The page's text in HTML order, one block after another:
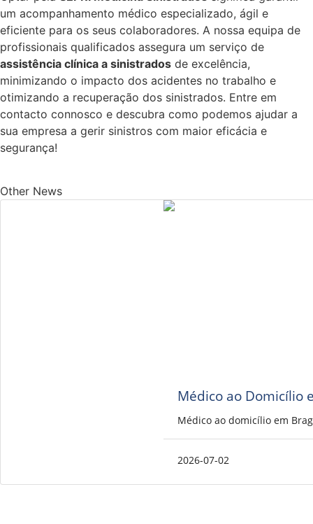
um acompanhamento médico especializado, ágil e
eficiente para os seus colaboradores. A nossa equipa de
profissionais qualificados assegura um serviço de
assistência clínica a sinistrados de excelência,
minimizando o impacto dos acidentes no trabalho e
otimizando a recuperação dos sinistrados. Entre em
contacto connosco e descubra como podemos ajudar a
sua empresa a gerir sinistros com maior eficácia e
segurança!
Other News
Médico ao Domicílio
Médico ao domicílio em
2026-07-02